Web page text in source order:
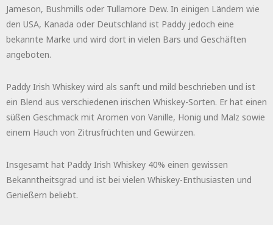
Jameson, Bushmills oder Tullamore Dew. In einigen Ländern wie
den USA, Kanada oder Deutschland ist Paddy jedoch eine
bekannte Marke und wird dort in vielen Bars und Geschäften
angeboten.
Paddy Irish Whiskey wird als sanft und mild beschrieben und ist
ein Blend aus verschiedenen irischen Whiskey-Sorten. Er hat einen
süßen Geschmack mit Aromen von Vanille, Honig und Malz sowie
einem Hauch von Zitrusfrüchten und Gewürzen.
Insgesamt hat Paddy Irish Whiskey 40% einen gewissen
Bekanntheitsgrad und ist bei vielen Whiskey-Enthusiasten und
Genießern beliebt.